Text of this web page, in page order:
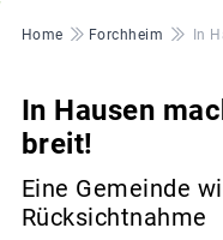
Pfadnavigation
Home Forchheim In
In Hausen
breit!
Eine Gemeinde
Rücksichtnahme